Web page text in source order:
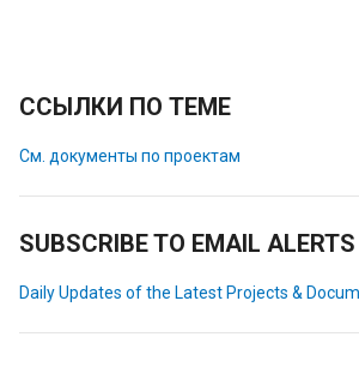
ССЫЛКИ ПО ТЕМЕ
См. документы по проектам
SUBSCRIBE TO EMAIL ALERTS
Daily Updates of the Latest Projects &